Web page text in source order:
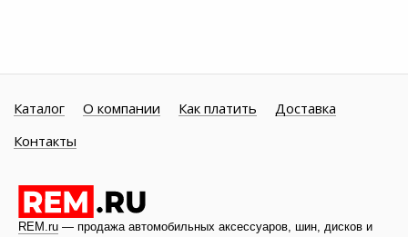
Каталог О компании Как платить
Доставка
Контакты
REM.ru — продажа автомобильных аксессуаров, шин, дисков и